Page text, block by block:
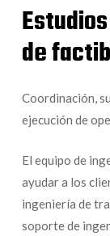
de
Coordinación,
ejecución de
El equipo de
ayudar a los
ingeniería de
soporte de